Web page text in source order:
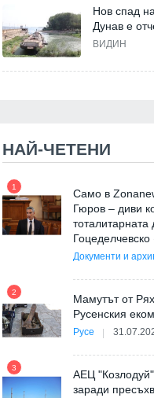
09.09.2024г.
Нов спад
Дунав е
ВИДИН
НАЙ-ЧЕТЕНИ
1
Само в
Гюров – диви
тоталитарната
Документи и
2
Мамутът от
Русенския
Русе
3
АЕЦ
заради